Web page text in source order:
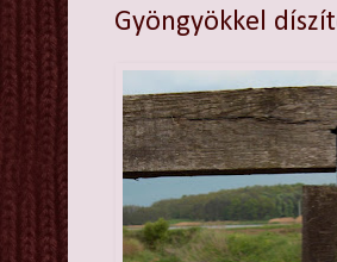
Gyöngyökkel